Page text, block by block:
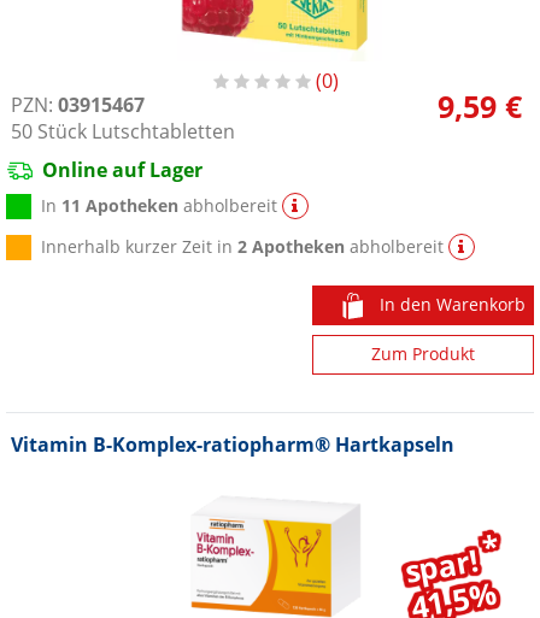
0
PZN: 03915467
50 Stück Lutschtabletten
9,59 €
Online auf Lager
In 11 Apotheken abholbereit
Innerhalb kurzer Zeit in2 Apotheken abholbereit
In den Warenkorb
Zum Produkt
Vitamin B-Komplex-ratiopharm® Hartkapseln
spar!*
41,5%